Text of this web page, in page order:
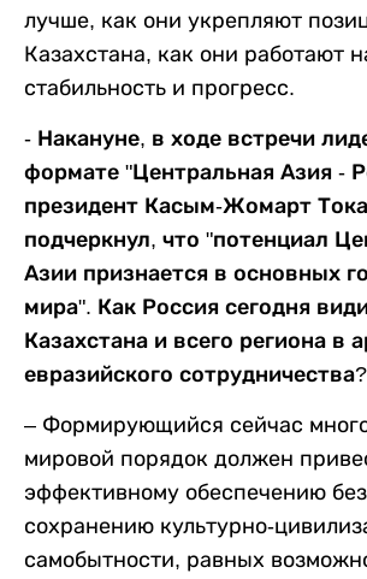
лучше, как они укрепляют
Казахстана, как они работают
стабильность и прогресс.
- Накануне, в ходе встречи
формате "Центральная Азия -
президент Касым-Жомарт
подчеркнул, что "потенциал
Азии признается в основных
мира". Как Россия сегодня
Казахстана и всего региона в
евразийского сотрудничества?
– Формирующийся сейчас
мировой порядок должен
эффективному обеспечению
сохранению культурно-
самобытности, равных